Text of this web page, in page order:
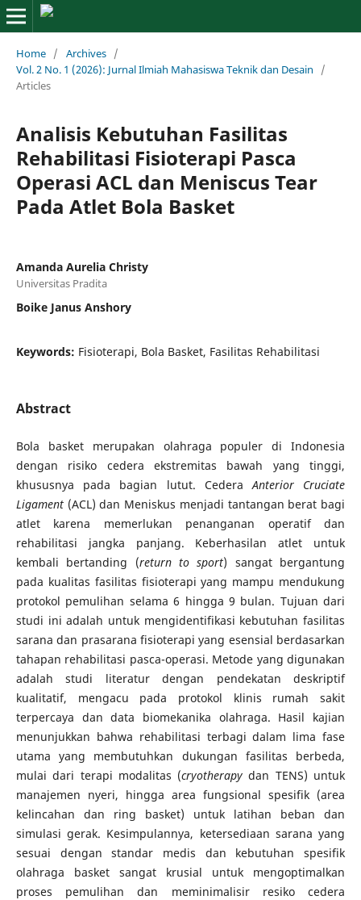
Home / Archives /
Vol. 2 No. 1 (2026): Jurnal Ilmiah Mahasiswa Teknik dan Desain
/
Articles
Analisis Kebutuhan Fasilitas
Rehabilitasi Fisioterapi Pasca
Operasi ACL dan Meniscus Tear
Pada Atlet Bola Basket
Amanda Aurelia Christy
Universitas Pradita
Boike Janus Anshory
Keywords: Fisioterapi, Bola Basket, Fasilitas Rehabilitasi
Abstract
Bola basket merupakan olahraga populer di Indonesia
dengan risiko cedera ekstremitas bawah yang tinggi,
khususnya pada bagian lutut. CederaAnterior Cruciate
Ligament(ACL) dan Meniskus menjadi tantangan berat bagi
atlet karena memerlukan penanganan operatif dan
rehabilitasi jangka panjang. Keberhasilan atlet untuk
kembali bertanding (return to sport) sangat bergantung
pada kualitas fasilitas fisioterapi yang mampu mendukung
protokol pemulihan selama 6 hingga 9 bulan. Tujuan dari
studi ini adalah untuk mengidentifikasi kebutuhan fasilitas
sarana dan prasarana fisioterapi yang esensial berdasarkan
tahapan rehabilitasi pasca-operasi. Metode yang digunakan
adalah studi literatur dengan pendekatan deskriptif
kualitatif, mengacu pada protokol klinis rumah sakit
terpercaya dan data biomekanika olahraga. Hasil kajian
menunjukkan bahwa rehabilitasi terbagi dalam lima fase
utama yang membutuhkan dukungan fasilitas berbeda,
mulai dari terapi modalitas (cryotherapy dan TENS) untuk
manajemen nyeri, hingga area fungsional spesifik (area
kelincahan dan ring basket) untuk latihan beban dan
simulasi gerak. Kesimpulannya, ketersediaan sarana yang
sesuai dengan standar medis dan kebutuhan spesifik
olahraga basket sangat krusial untuk mengoptimalkan
proses pemulihan dan meminimalisir resiko cedera